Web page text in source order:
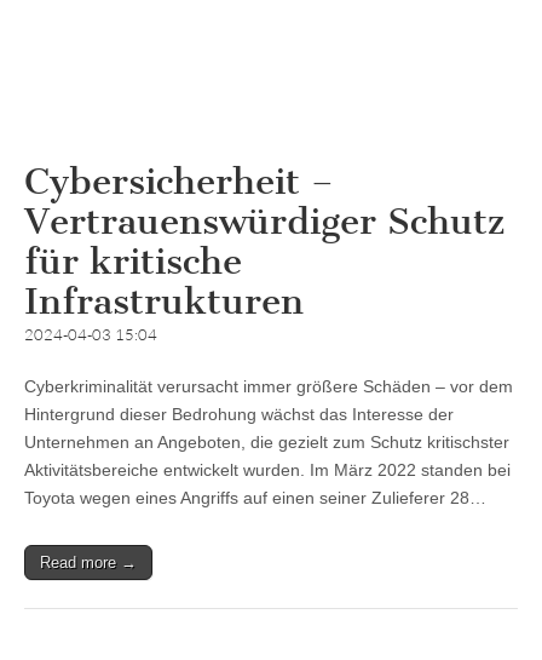
Cybersicherheit –
Vertrauenswürdiger Schutz
für kritische
Infrastrukturen
2024-04-03 15:04
Cyberkriminalität verursacht immer größere Schäden – vor dem
Hintergrund dieser Bedrohung wächst das Interesse der
Unternehmen an Angeboten, die gezielt zum Schutz kritischster
Aktivitätsbereiche entwickelt wurden. Im März 2022 standen bei
Toyota wegen eines Angriffs auf einen seiner Zulieferer 28…
Read more →